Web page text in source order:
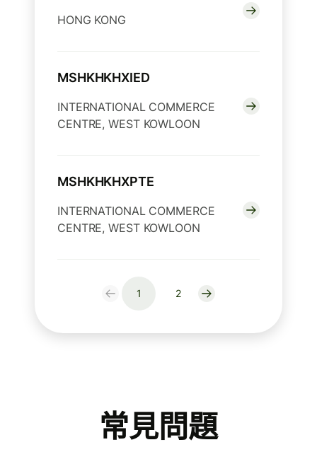
HONG KONG
MSHKHKHXIED
INTERNATIONAL COMMERCE
CENTRE, WEST KOWLOON
MSHKHKHXPTE
INTERNATIONAL COMMERCE
CENTRE, WEST KOWLOON
1 2
常見問題